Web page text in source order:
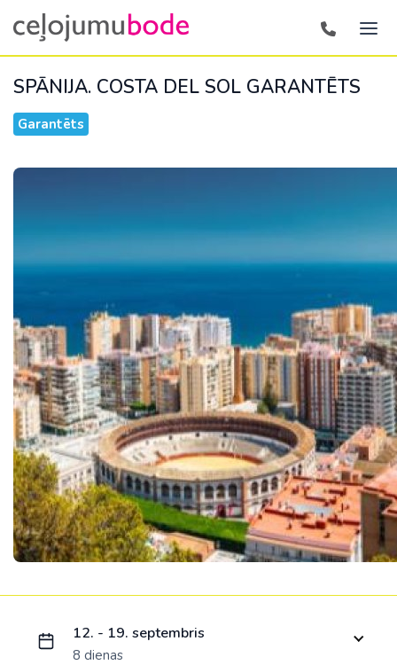
SPĀNIJA. COSTA DEL SOL GARANTĒTS
Garantēts
12. - 19. septembris
8 dienas